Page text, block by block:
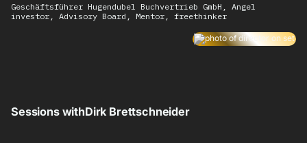
Geschäftsführer Hugendubel Buchvertrieb GmbH, Angel
investor, Advisory Board, Mentor, freethinker
Sessions withDirk Brettschneider